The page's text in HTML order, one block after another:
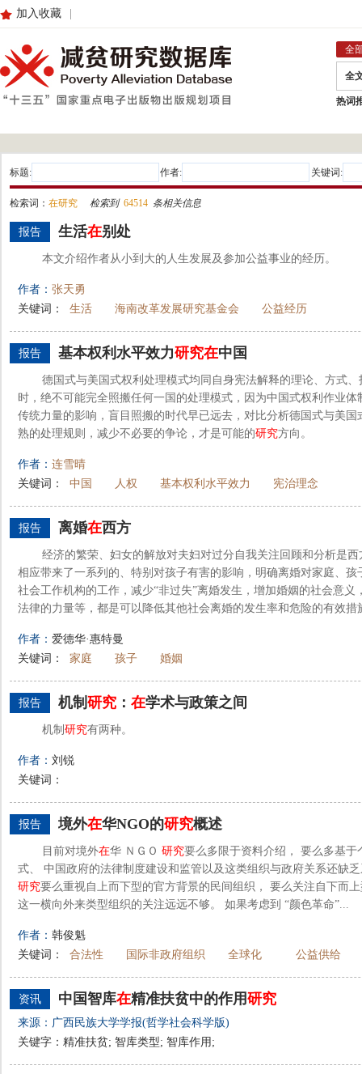
加入收藏
全
全
热词
标题: 作者: 关键词:
检索词： 在研究 检索到 64514 条相关信息
报告 生活在别处
本文介绍作者从小到大的人生发展及参加公益事业的经历。
作者： 张天勇
关键词：
生活 海南改革发展研究基金会 公益经历
报告 基本权利水平效力研究在中国
德国式与美国式权利处理模式均同自身宪法解释的理论、方式
时，绝不可能完全照搬任何一国的处理模式，因为中国式权利作业
传统力量的影响，盲目照搬的时代早已远去，对比分析德国式与美
熟的处理规则，减少不必要的争论，才是可能的研究方向。
作者： 连雪晴
关键词：
中国 人权 基本权利水平效力 宪治理念
报告 离婚在西方
经济的繁荣、妇女的解放对夫妇对过分自我关注回顾和分析是
相应带来了一系列的、特别对孩子有害的影响，明确离婚对家庭、
社会工作机构的工作，减少“非过失”离婚发生，增加婚姻的社会意
法律的力量等，都是可以降低其他社会离婚的发生率和危险的有效措
作者： 爱德华·惠特曼
关键词：
家庭 孩子 婚姻
报告 机制 研究 ： 在学术与政策之间
机制 研究有两种。
作者： 刘锐
关键词：
报告 境外在华NGO的研究概述
目前对境外在华 ＮＧＯ 研究要么多限于资料介绍， 要么多基
式、 中国政府的法律制度建设和监管以及这类组织与政府关系还缺
研究要么重视自上而下型的官方背景的民间组织， 要么关注自下而
这一横向外来类型组织的关注远远不够。 如果考虑到 “颜色革命”...
作者： 韩俊魁
关键词：
合法性 国际非政府组织 全球化 公益供给
资讯 中国智库在精准扶贫中的作用研究
来源：广西民族大学学报(哲学社会科学版)
关键字：精准扶贫; 智库类型; 智库作用;